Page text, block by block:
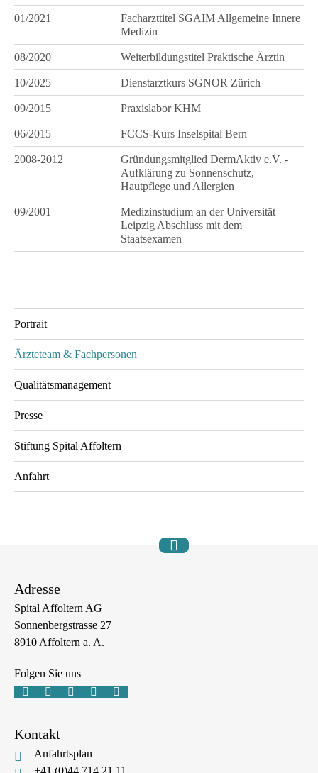
01/2021
Facharzttitel SGAIM Allgemeine Innere
Medizin
08/2020 Weiterbildungstitel Praktische Ärztin
10/2025 Dienstarztkurs SGNOR Zürich
09/2015 Praxislabor KHM
06/2015 FCCS-Kurs Inselspital Bern
2008-2012
Gründungsmitglied DermAktiv e.V. -
Aufklärung zu Sonnenschutz,
Hautpflege und Allergien
09/2001
Medizinstudium an der Universität
Leipzig Abschluss mit dem
Staatsexamen
Portrait
Ärzteteam & Fachpersonen
Qualitätsmanagement
Presse
Stiftung Spital Affoltern
Anfahrt
Adresse
Spital Affoltern AG
Sonnenbergstrasse 27
8910 Affoltern a. A.
Folgen Sie uns

   
Kontakt
Anfahrtsplan